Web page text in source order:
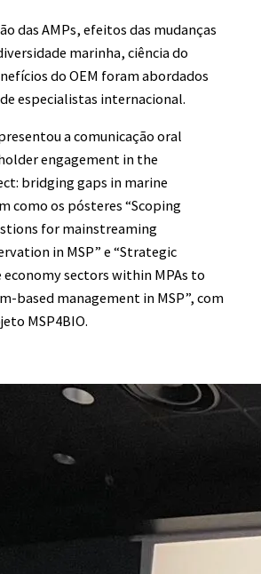
das AMPs, efeitos das mudanças
marinha, ciência do
do OEM foram abordados
especialistas internacional.
a comunicação oral
engagement in the
bridging gaps in marine
como os pósteres “Scoping
for mainstreaming
in MSP” e “Strategic
economy sectors within MPAs to
based management in MSP”, com
MSP4BIO.